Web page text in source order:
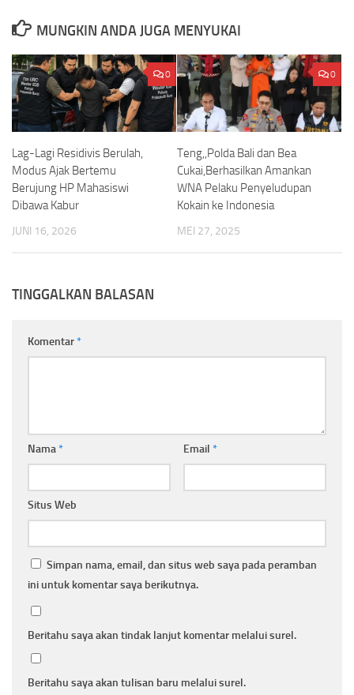
MUNGKIN ANDA JUGA MENYUKAI
0
Lag-Lagi Residivis Berulah,
Modus Ajak Bertemu
Berujung HP Mahasiswi
Dibawa Kabur
JUNI 16, 2026
0
Teng,,Polda Bali dan Bea
Cukai,Berhasilkan Amankan
WNA Pelaku Penyeludupan
Kokain ke Indonesia
MEI 27, 2025
TINGGALKAN BALASAN
Komentar*
Nama* Email *
Situs Web
Simpan nama, email, dan situs web saya pada peramban
ini untuk komentar saya berikutnya.
Beritahu saya akan tindak lanjut komentar melalui surel.
Beritahu saya akan tulisan baru melalui surel.